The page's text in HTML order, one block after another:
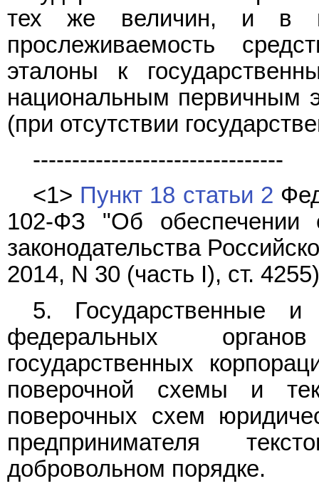
тех же величин, и в
прослеживаемость
эталоны к
национальным первичным
(при отсутствии
--------------------------------
<1> Пункт 18 статьи 2
102-ФЗ "Об обеспечении
законодательства
2014, N 30 (часть I), ст.
5. Государственные
федеральных
государственных
поверочной схемы и
поверочных схем
предпринимателя
добровольном порядке.